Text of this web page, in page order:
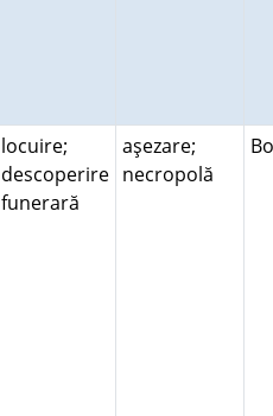
locuire;
descoperire
funerară
aşezare;
necropolă